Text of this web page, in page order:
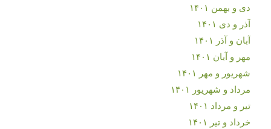
دی و بهمن ۱۴۰۱
آذر و دی ۱۴۰۱
آبان و آذر ۱۴۰۱
مهر و آبان ۱۴۰۱
شهریور و مهر ۱۴۰۱
مرداد و شهریور ۱۴۰۱
تیر و مرداد ۱۴۰۱
خرداد و تیر ۱۴۰۱